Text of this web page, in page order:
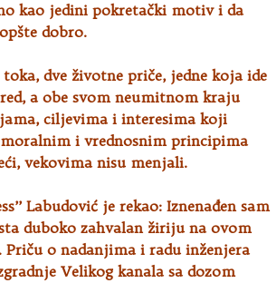
kao jedini pokretački motiv i da
dobro.
dve životne priče, jedne koja ide
a obe svom neumitnom kraju
ciljevima i interesima koji
moralnim i vrednosnim principima
vekovima nisu menjali.
Labudović je rekao: Iznenađen sam
duboko zahvalan žiriju na ovom
o nadanjima i radu inženjera
Velikog kanala sa dozom